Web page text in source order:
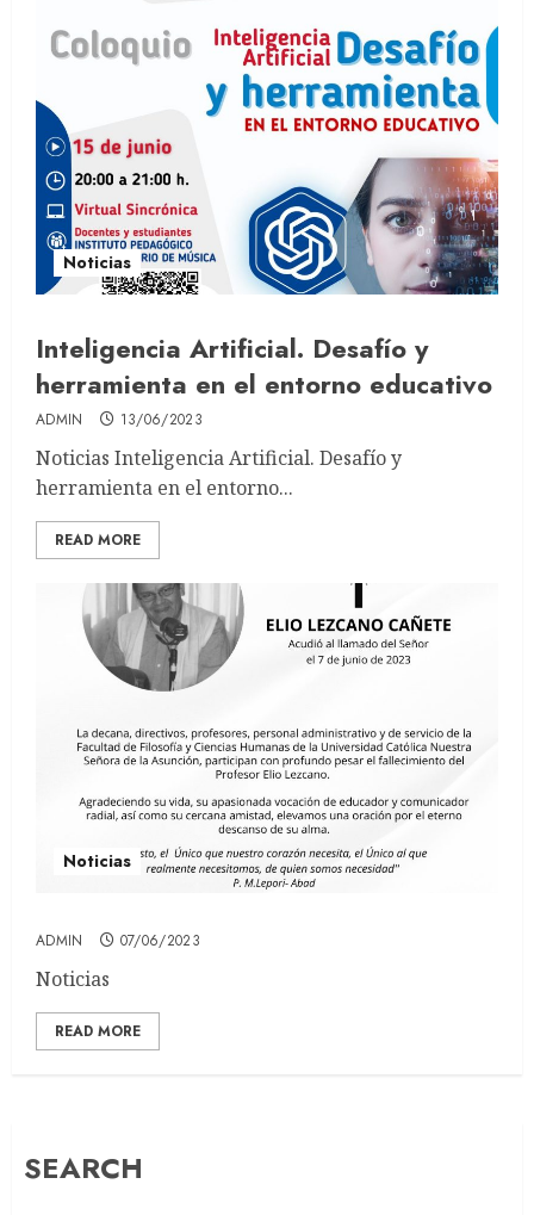
Noticias
Inteligencia Artificial. Desafío y
herramienta en el entorno educativo
ADMIN 13/06/2023
Noticias Inteligencia Artificial. Desafío y
herramienta en el entorno...
READ MORE
Noticias
ADMIN 07/06/2023
Noticias
READ MORE
SEARCH